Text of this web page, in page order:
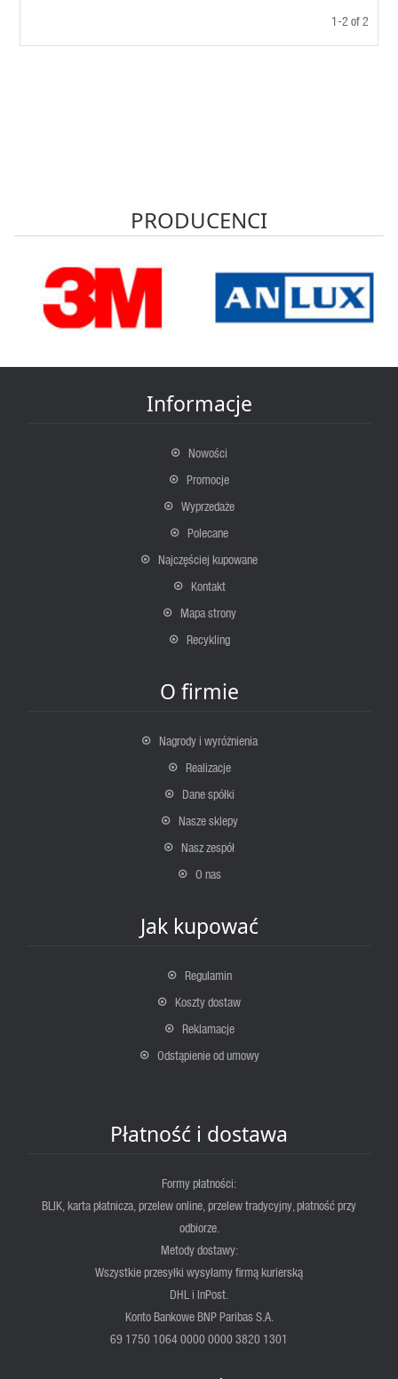
1-2 of 2
PRODUCENCI
Informacje
Nowości
Promocje
Wyprzedaże
Polecane
Najczęściej kupowane
Kontakt
Mapa strony
Recykling
O firmie
Nagrody i wyróżnienia
Realizacje
Dane spółki
Nasze sklepy
Nasz zespół
O nas
Jak kupować
Regulamin
Koszty dostaw
Reklamacje
Odstąpienie od umowy
Płatność i dostawa
Formy płatności:
BLIK, karta płatnicza, przelew online, przelew tradycyjny, płatność przy
odbiorze.
Metody dostawy:
Wszystkie przesyłki wysyłamy firmą kurierską
DHL i InPost.
Konto Bankowe BNP Paribas S.A.
69 1750 1064 0000 0000 3820 1301